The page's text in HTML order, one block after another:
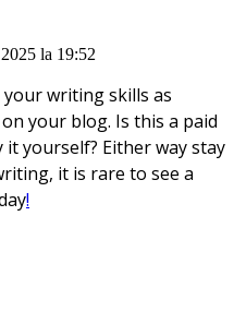
la 19:52
your writing skills as
your blog. Is this a paid
yourself? Either way stay
it is rare to see a
!